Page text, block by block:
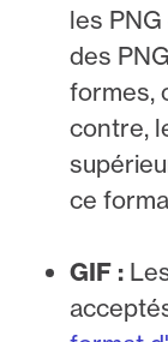
les
des
formes,
contre,
ce
GIF :